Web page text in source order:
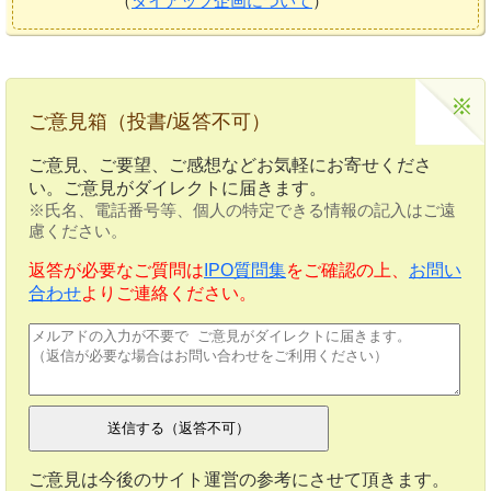
ご意見箱（投書/返答不可）
ご意見、ご要望、ご感想などお気軽にお寄せくださ
い。ご意見がダイレクトに届きます。
※氏名、電話番号等、個人の特定できる情報の記入はご遠
慮ください。
返答が必要なご質問は IPO質問集をご確認の上、 お問い
合わせよりご連絡ください。
ご意見は今後のサイト運営の参考にさせて頂きます。